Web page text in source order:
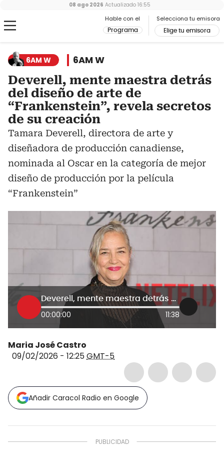
Hable con el
Programa
Selecciona tu emisora
Elige tu emisora
08 ago 2026 Actualizado 16:55
6AM W 6AM W
Deverell, mente maestra detrás
del diseño de arte de
“Frankenstein”, revela secretos
de su creación
Tamara Deverell, directora de arte y
diseñadora de producción canadiense,
nominada al Oscar en la categoría de mejor
diseño de producción por la película
“Frankenstein”
Deverell, mente maestra detrás del diseño de arte de “Frankenstein”, revela secretos de su creación
00:00:00 11:38
Maria José Castro
09/02/2026 - 12:25GMT-5
Añadir Caracol Radio en Google